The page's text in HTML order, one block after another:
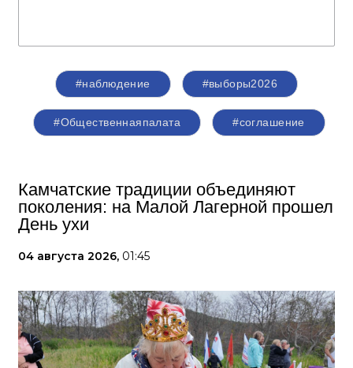
#наблюдение #выборы2026
#Общественнаяпалата #соглашение
Камчатские традиции объединяют
поколения: на Малой Лагерной прошел
День ухи
04 августа 2026, 01:45